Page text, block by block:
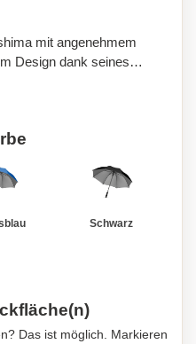
mit angenehmem
Design dank seines
Sein Durchmesser
Öffnung et d'une mit
Farben erhältlich.
Schwarz
Das ist möglich. Markieren